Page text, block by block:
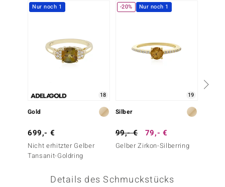
BY DE MELO
Nur noch 1
18
Gold
699,- €
Nicht erhitzter Gelber
Tansanit-Goldring
-20% Nur noch 1
19
Silber
99,- € 79,- €
Gelber Zirkon-Silberring
Details des Schmuckstücks